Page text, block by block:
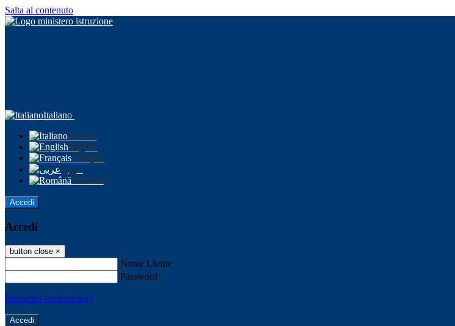
Salta al contenuto
Italiano
Italiano
English
Français
عربى
Română
Accedi
Accedi
button close ×
Nome Utente
Password
Password dimenticata?